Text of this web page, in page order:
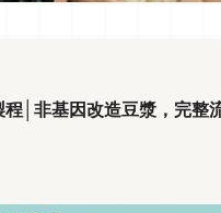
程│非基因改造豆漿，完整